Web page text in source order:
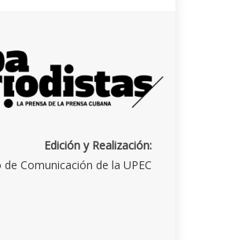
Edición y Realización:
Comunicación de la UPEC